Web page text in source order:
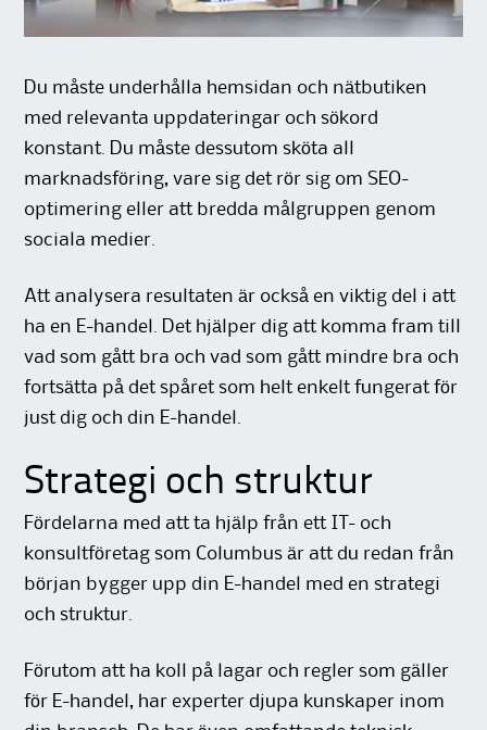
Du måste underhålla hemsidan och nätbutiken
med relevanta uppdateringar och sökord
konstant. Du måste dessutom sköta all
marknadsföring, vare sig det rör sig om SEO-
optimering eller att bredda målgruppen genom
sociala medier.
Att analysera resultaten är också en viktig del i att
ha en E-handel. Det hjälper dig att komma fram till
vad som gått bra och vad som gått mindre bra och
fortsätta på det spåret som helt enkelt fungerat för
just dig och din E-handel.
Strategi och struktur
Fördelarna med att ta hjälp från ett IT- och
konsultföretag som Columbus är att du redan från
början bygger upp din E-handel med en strategi
och struktur.
Förutom att ha koll på lagar och regler som gäller
för E-handel, har experter djupa kunskaper inom